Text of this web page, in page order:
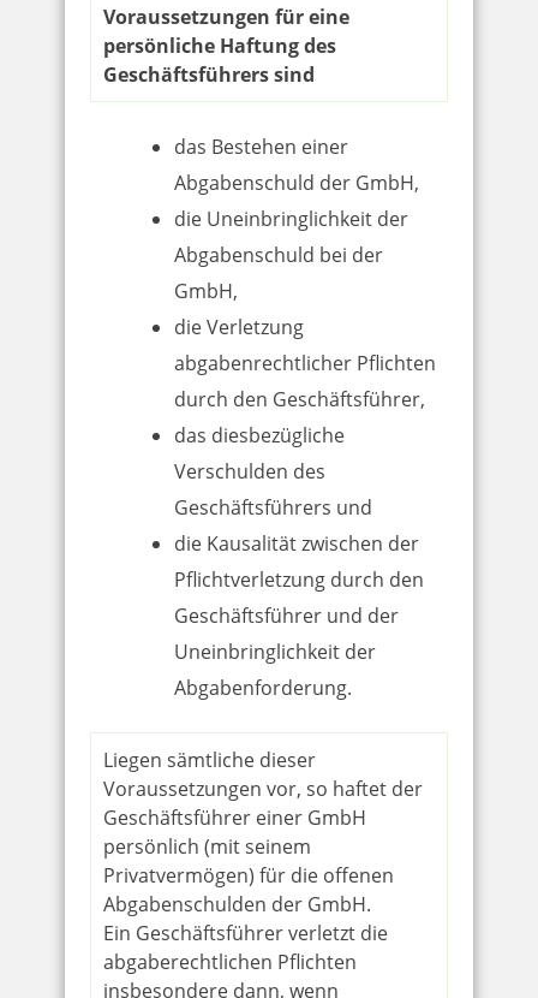
Voraussetzungen für eine
persönliche Haftung des
Geschäftsführers sind
das Bestehen einer
Abgabenschuld der GmbH,
die Uneinbringlichkeit der
Abgabenschuld bei der
GmbH,
die Verletzung
abgabenrechtlicher Pflichten
durch den Geschäftsführer,
das diesbezügliche
Verschulden des
Geschäftsführers und
die Kausalität zwischen der
Pflichtverletzung durch den
Geschäftsführer und der
Uneinbringlichkeit der
Abgabenforderung.
Liegen sämtliche dieser
Voraussetzungen vor, so haftet der
Geschäftsführer einer GmbH
persönlich (mit seinem
Privatvermögen) für die offenen
Abgabenschulden der GmbH.
Ein Geschäftsführer verletzt die
abgaberechtlichen Pflichten
insbesondere dann, wenn